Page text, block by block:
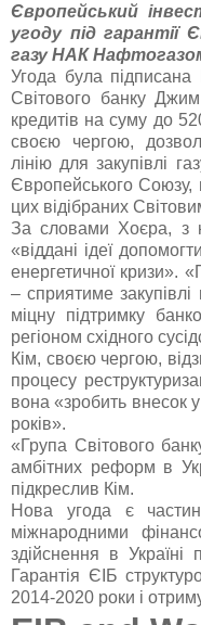
Європейський
угоду під
газу НАК
Угода була
Світового банку
кредитів на суму до
своєю чергою,
лінію для закупівлі
Європейського Союзу,
цих відібраних
За словами Хоєра, з
«віддані ідеї
енергетичної кризи».
– сприятиме
міцну підтримку
регіоном східного
Кім, своєю чергою,
процесу
вона «зробить внесок
років».
«Група Світового
амбітних реформ в
підкреслив Кім.
Нова угода є
міжнародними
здійснення в Україні
Гарантія ЄІБ
2014-2020 роки і